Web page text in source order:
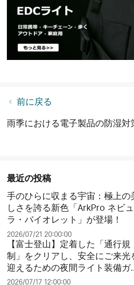
前に戻る
LED 懐中電灯：スポットライ
雨季における電子製品の防湿対
最近の投稿
手のひらに収まる宇宙：極上の
しさを誇る新色「ArkPro ネビュ
ラ・バイオレット」が登場！
2026/07/21 20:00:00
【富士登山】定着した「通行規
制」をクリアし、安全にご来光
迎えるための夜間ライト装備ガ
ド
2026/07/17 12:00:00